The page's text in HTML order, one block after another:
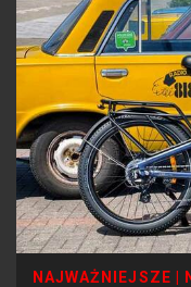
NAJWAŻNIEJSZE